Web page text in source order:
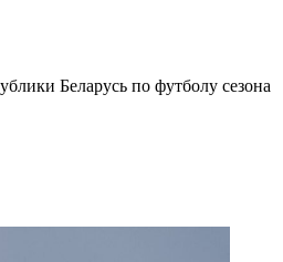
Беларусь по футболу сезона